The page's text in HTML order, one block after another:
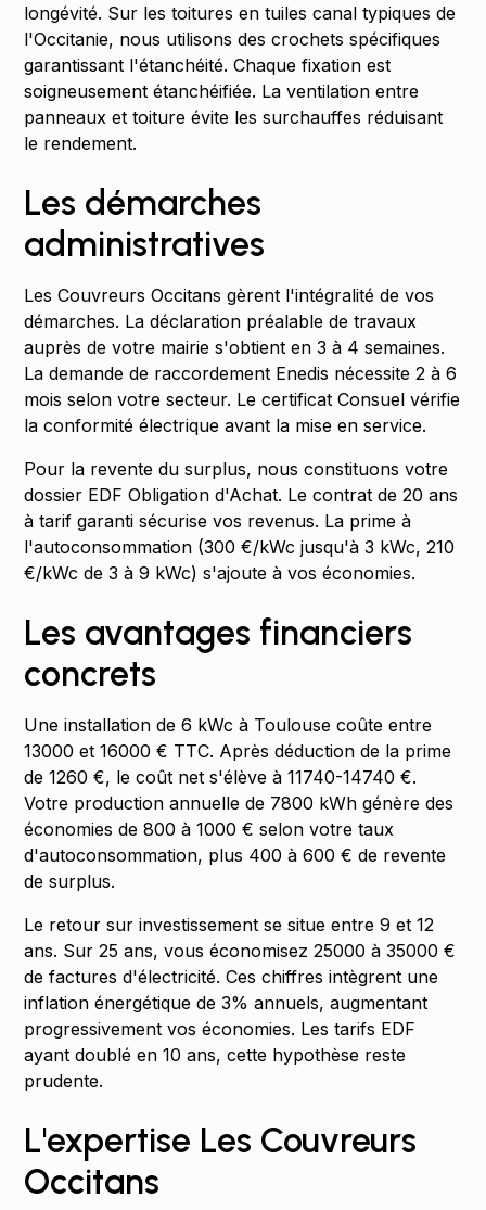
longévité. Sur les toitures en tuiles canal typiques de
l'Occitanie, nous utilisons des crochets spécifiques
garantissant l'étanchéité. Chaque fixation est
soigneusement étanchéifiée. La ventilation entre
panneaux et toiture évite les surchauffes réduisant
le rendement.
Les démarches
administratives
Les Couvreurs Occitans gèrent l'intégralité de vos
démarches. La déclaration préalable de travaux
auprès de votre mairie s'obtient en 3 à 4 semaines.
La demande de raccordement Enedis nécessite 2 à 6
mois selon votre secteur. Le certificat Consuel vérifie
la conformité électrique avant la mise en service.
Pour la revente du surplus, nous constituons votre
dossier EDF Obligation d'Achat. Le contrat de 20 ans
à tarif garanti sécurise vos revenus. La prime à
l'autoconsommation (300 €/kWc jusqu'à 3 kWc, 210
€/kWc de 3 à 9 kWc) s'ajoute à vos économies.
Les avantages financiers
concrets
Une installation de 6 kWc à Toulouse coûte entre
13000 et 16000 € TTC. Après déduction de la prime
de 1260 €, le coût net s'élève à 11740-14740 €.
Votre production annuelle de 7800 kWh génère des
économies de 800 à 1000 € selon votre taux
d'autoconsommation, plus 400 à 600 € de revente
de surplus.
Le retour sur investissement se situe entre 9 et 12
ans. Sur 25 ans, vous économisez 25000 à 35000 €
de factures d'électricité. Ces chiffres intègrent une
inflation énergétique de 3% annuels, augmentant
progressivement vos économies. Les tarifs EDF
ayant doublé en 10 ans, cette hypothèse reste
prudente.
L'expertise Les Couvreurs
Occitans